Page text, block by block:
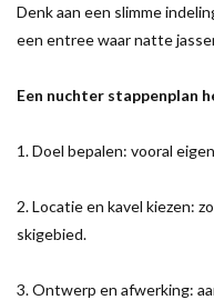
Denk aan een slimme
een entree waar natte
Een nuchter stappenplan
1. Doel bepalen: vooral
2. Locatie en kavel kiezen:
skigebied.
3. Ontwerp en afwerking: